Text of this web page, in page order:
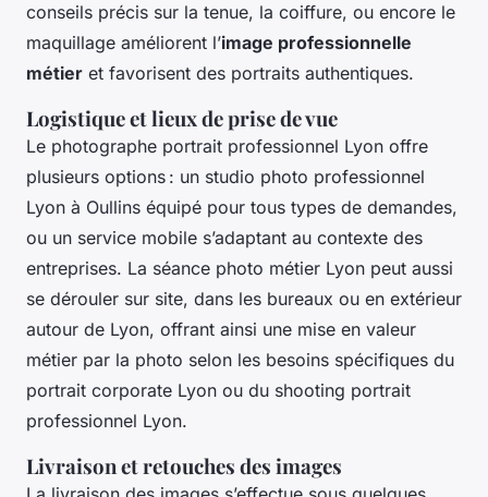
conseils précis sur la tenue, la coiffure, ou encore le
maquillage améliorent l’image professionnelle
métier et favorisent des portraits authentiques.
Logistique et lieux de prise de vue
Le photographe portrait professionnel Lyon offre
plusieurs options : un studio photo professionnel
Lyon à Oullins équipé pour tous types de demandes,
ou un service mobile s’adaptant au contexte des
entreprises. La séance photo métier Lyon peut aussi
se dérouler sur site, dans les bureaux ou en extérieur
autour de Lyon, offrant ainsi une mise en valeur
métier par la photo selon les besoins spécifiques du
portrait corporate Lyon ou du shooting portrait
professionnel Lyon.
Livraison et retouches des images